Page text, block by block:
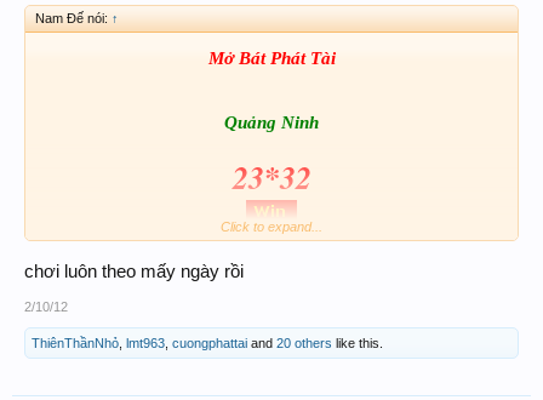
Nam Đế nói: ↑
Mở Bát Phát Tài
Quảng Ninh
23*32
Chúc toàn thể ACE thật nhiều may mắn & bigwin
Click to expand...
chơi luôn theo mấy ngày rồi
2/10/12
ThiênThầnNhỏ lmt963 cuongphattai and 20 others like this.